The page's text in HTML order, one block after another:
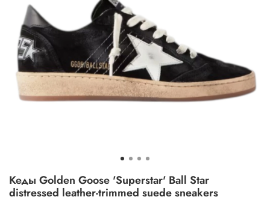
Кеды Golden Goose 'Superstar' Ball Star
distressed leather-trimmed suede sneakers